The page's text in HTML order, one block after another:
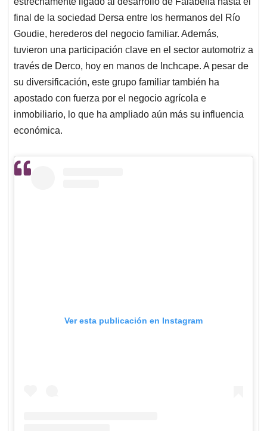
final de la sociedad Dersa entre los hermanos del Río
Goudie, herederos del negocio familiar. Además,
tuvieron una participación clave en el sector automotriz a
través de Derco, hoy en manos de Inchcape. A pesar de
su diversificación, este grupo familiar también ha
apostado con fuerza por el negocio agrícola e
inmobiliario, lo que ha ampliado aún más su influencia
económica.
Ver esta publicación en Instagram